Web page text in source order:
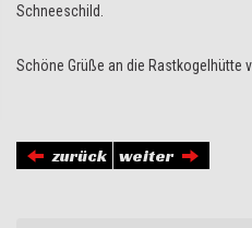
Schneeschild.
Schöne Grüße an die Rastkogelhütte
zurück weiter